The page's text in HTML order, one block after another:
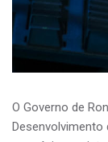
O Governo de
Desenvolvimento